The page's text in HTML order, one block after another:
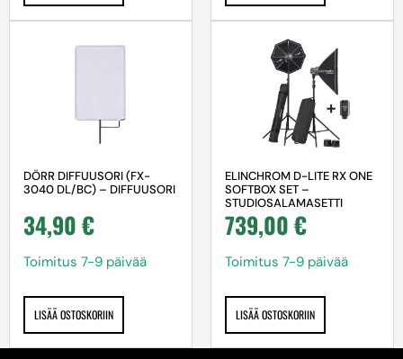
DÖRR DIFFUUSORI (FX-
3040 DL/BC) – DIFFUUSORI
34,90€
Toimitus 7-9 päivää
LISÄÄ OSTOSKORIIN
ELINCHROM D-LITE RX ONE
SOFTBOX SET –
STUDIOSALAMASETTI
739,00€
Toimitus 7-9 päivää
LISÄÄ OSTOSKORIIN